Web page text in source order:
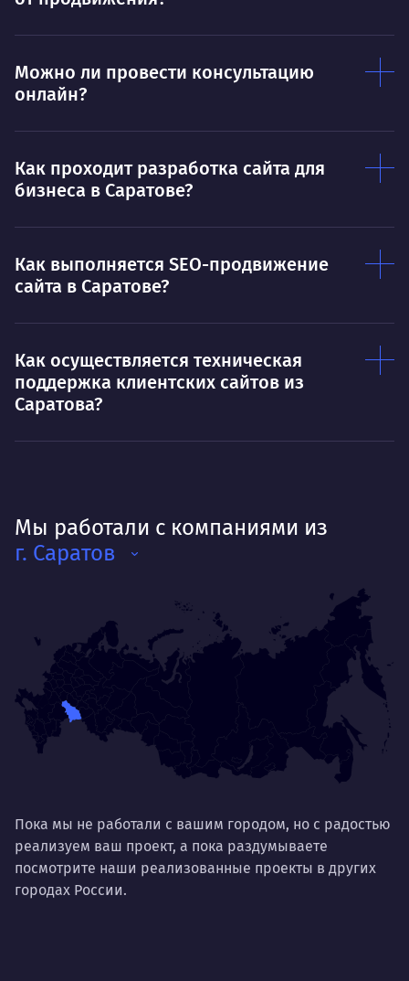
О
Можно ли провести консультацию
онлайн?
Как проходит разработка сайта для
бизнеса в Саратове?
Как выполняется SEO-продвижение
сайта в Саратове?
Как осуществляется техническая
поддержка клиентских сайтов из
Саратова?
Мы работали с компаниями из
г. Саратов
Пока мы не работали с вашим городом, но с радостью
реализуем ваш проект, а пока раздумываете
посмотрите наши реализованные проекты в других
городах России.